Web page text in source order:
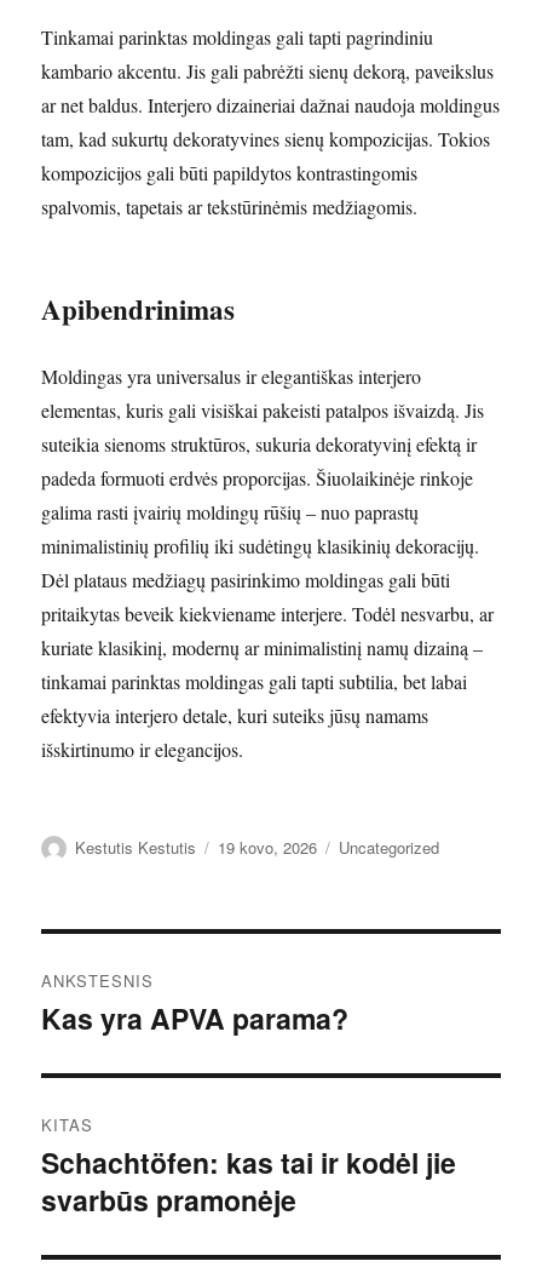
Tinkamai parinktas moldingas gali tapti pagrindiniu
kambario akcentu. Jis gali pabrėžti sienų dekorą, paveikslus
ar net baldus. Interjero dizaineriai dažnai naudoja moldingus
tam, kad sukurtų dekoratyvines sienų kompozicijas. Tokios
kompozicijos gali būti papildytos kontrastingomis
spalvomis, tapetais ar tekstūrinėmis medžiagomis.
Apibendrinimas
Moldingas yra universalus ir elegantiškas interjero
elementas, kuris gali visiškai pakeisti patalpos išvaizdą. Jis
suteikia sienoms struktūros, sukuria dekoratyvinį efektą ir
padeda formuoti erdvės proporcijas. Šiuolaikinėje rinkoje
galima rasti įvairių moldingų rūšių – nuo paprastų
minimalistinių profilių iki sudėtingų klasikinių dekoracijų.
Dėl plataus medžiagų pasirinkimo moldingas gali būti
pritaikytas beveik kiekviename interjere. Todėl nesvarbu, ar
kuriate klasikinį, modernų ar minimalistinį namų dizainą –
tinkamai parinktas moldingas gali tapti subtilia, bet labai
efektyvia interjero detale, kuri suteiks jūsų namams
išskirtinumo ir elegancijos.
Autorius
Kestutis Kestutis Paskelbta
19 kovo, 2026 Kategorijos
Uncategorized
tarp
ANKSTESNIS
Ankstesnis
Kas yra APVA parama?
KITAS
Kitas
įrašas:
Schachtöfen: kas tai ir kodėl jie
svarbūs pramonėje